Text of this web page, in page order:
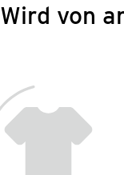
Wird von